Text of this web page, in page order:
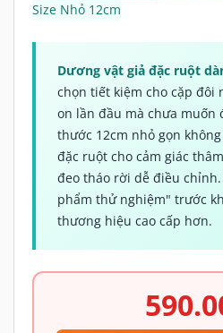
Size Nhỏ 12cm
Dương vật giả đặc ruột
chọn tiết kiệm cho cặp đôi
on lần đầu mà chưa muốn
thước 12cm nhỏ gọn
đặc ruột cho cảm giác
đeo tháo rời dễ điều
phẩm thử nghiệm" trước
thương hiệu cao cấp hơn.